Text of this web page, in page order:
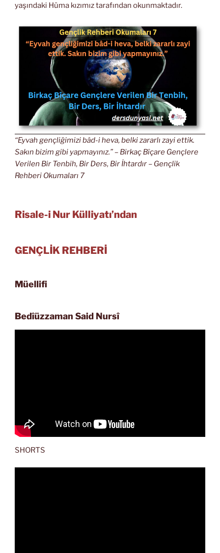
yaşındaki Hüma kızımız tarafından okunmaktadır.
“Eyvah gençliğimizi bâd-i heva, belki zararlı zayi ettik.
Sakın bizim gibi yapmayınız.” – Birkaç Bîçare Gençlere
Verilen Bir Tenbih, Bir Ders, Bir İhtardır – Gençlik
Rehberi Okumaları 7
Risale-i Nur Külliyatı’ndan
GENÇLİK REHBERİ
Müellifi
Bedîüzzaman Said Nursî
SHORTS